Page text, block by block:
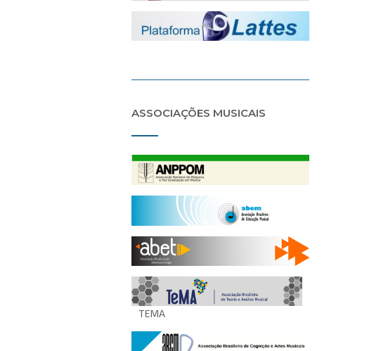
ASSOCIAÇÕES MUSICAIS
TEMA